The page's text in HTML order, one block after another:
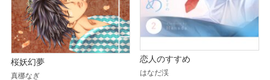
桜妖幻夢
真梛なぎ
恋人のすすめ
はなだ渓